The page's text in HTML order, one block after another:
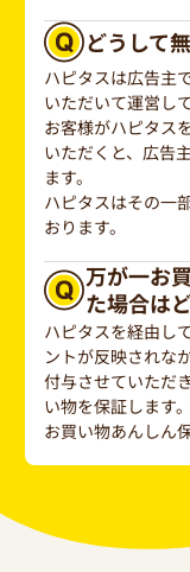
どうして
ハピタスは広告主
いただいて運営し
お客様がハピタス
いただくと、広告
ます。
ハピタスはその一
おります。
万が一お
た場合は
ハピタスを経由し
ントが反映されな
付与させていただ
い物を保証します。
お買い物あんしん